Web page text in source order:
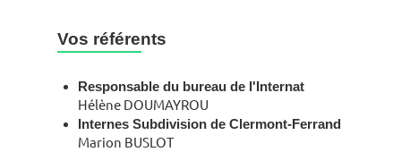
Vos référents
Responsable du bureau de l'Internat
Hélène DOUMAYROU
Internes Subdivision de Clermont-Ferrand
Marion BUSLOT